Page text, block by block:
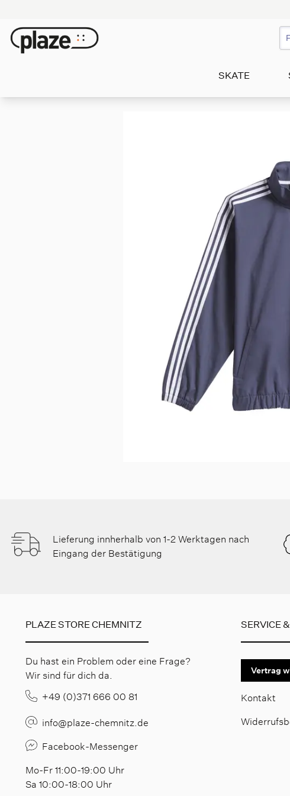
SKATE
Lieferung innherhalb von 1-2 Werktagen nach
Eingang der Bestätigung
PLAZE STORE CHEMNITZ
Du hast ein Problem oder eine Frage?
Wir sind für dich da.
+49 (0)371 666 00 81
info@plaze-chemnitz.de
Facebook-Messenger
Mo-Fr 11:00-19:00 Uhr
Sa 10:00-18:00 Uhr
SERVICE
Vertrag
Kontakt